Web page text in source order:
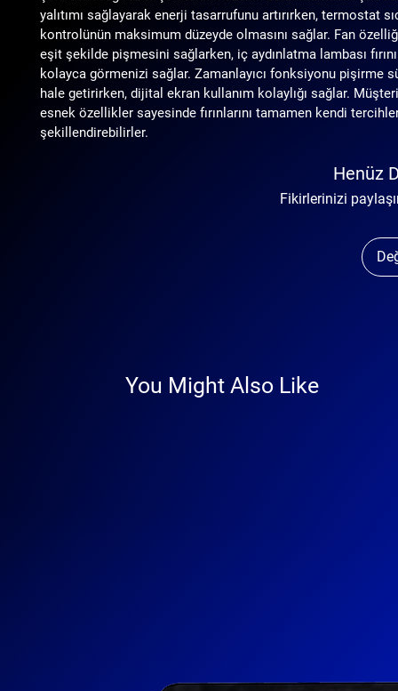
yalıtımı sağlayarak enerji tasarrufunu artırırken, termostat
kontrolünün maksimum düzeyde olmasını sağlar. Fan
eşit şekilde pişmesini sağlarken, iç aydınlatma lambası
kolayca görmenizi sağlar. Zamanlayıcı fonksiyonu pişirme
hale getirirken, dijital ekran kullanım kolaylığı sağlar.
esnek özellikler sayesinde fırınlarını tamamen kendi
şekillendirebilirler.
Henüz
Fikirlerinizi
You Might Also Like